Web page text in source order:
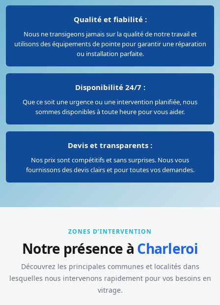
Qualité et fiabilité :
Nous ne transigeons jamais sur la qualité de notre travail et
utilisons des équipements de pointe pour garantir une réparation
ou installation parfaite.
Disponibilité 24/7 :
Que ce soit une urgence ou une intervention planifiée, nous
sommes disponibles à toute heure pour vous aider.
Devis et transparents :
Nos prix sont compétitifs et sans surprises. Nous vous
fournissons des devis clairs et pour toutes vos demandes.
ZONES D’INTERVENTION
Notre présence à Charleroi
Découvrez les principales communes et localités dans
lesquelles nous intervenons rapidement pour vos besoins en
vitrage.